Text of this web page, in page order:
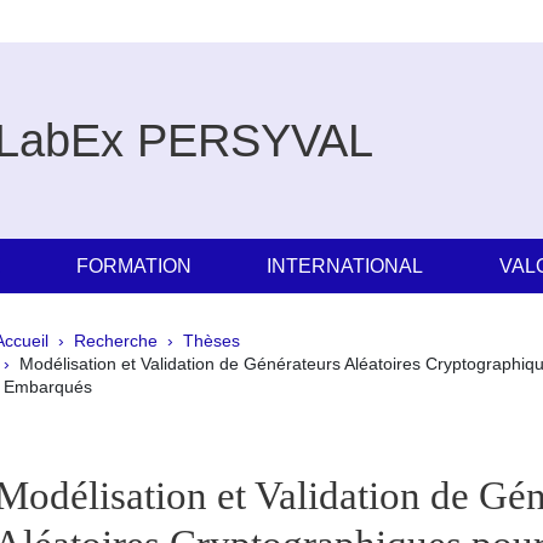
PERSYVAL
FORMATION INTERNATIONAL
d'Ariane
Recherche
Thèses
Modélisation et Validation de Générateurs Aléatoires
Embarqués
Sidebar et Validation de